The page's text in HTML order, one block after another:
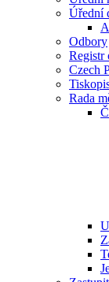
Úřední
Odbory
Registr
Czech
Rada